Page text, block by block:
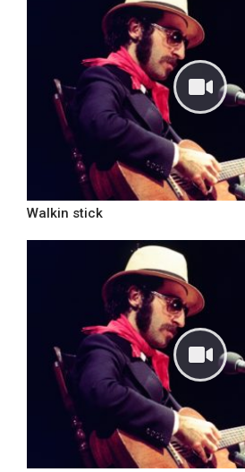
Walkin stick